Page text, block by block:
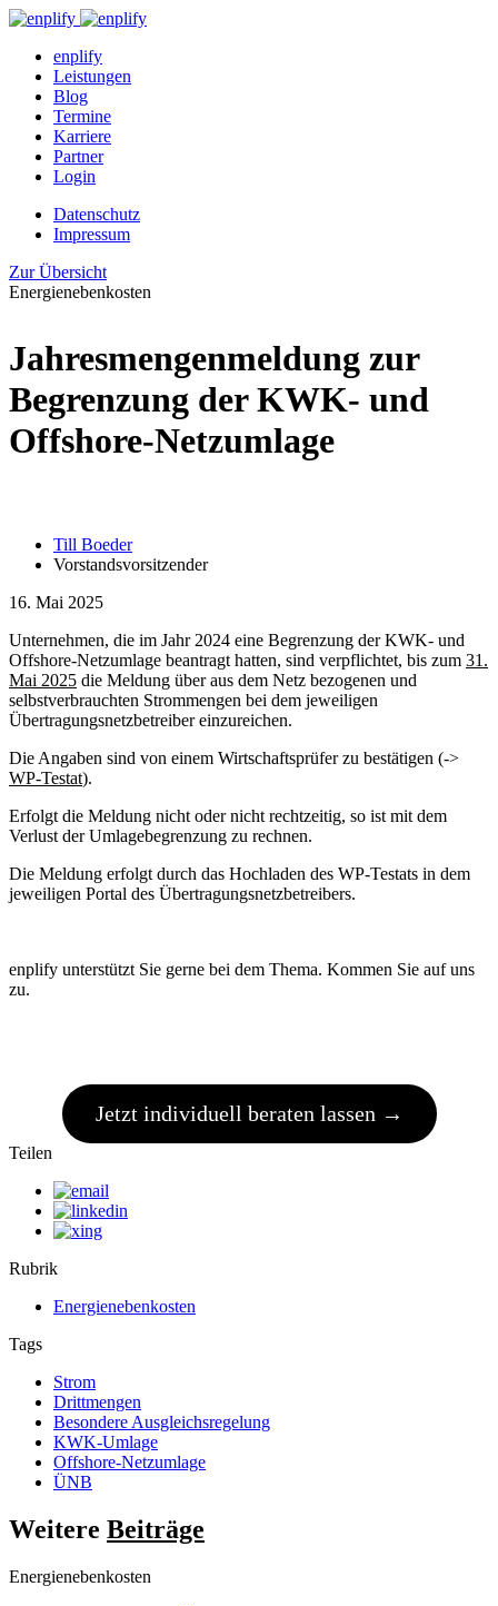
enplify
Leistungen
Blog
Termine
Karriere
Partner
Login
Datenschutz
Impressum
Zur Übersicht
Energienebenkosten
Jahresmengenmeldung zur
Begrenzung der KWK- und
Offshore-Netzumlage
Till Boeder
Vorstandsvorsitzender
16. Mai 2025
Unternehmen, die im Jahr 2024 eine Begrenzung der KWK- und
Offshore-Netzumlage beantragt hatten, sind verpflichtet, bis zum 31.
Mai 2025 die Meldung über aus dem Netz bezogenen und
selbstverbrauchten Strommengen bei dem jeweiligen
Übertragungsnetzbetreiber einzureichen.
Die Angaben sind von einem Wirtschaftsprüfer zu bestätigen (->
WP-Testat).
Erfolgt die Meldung nicht oder nicht rechtzeitig, so ist mit dem
Verlust der Umlagebegrenzung zu rechnen.
Die Meldung erfolgt durch das Hochladen des WP-Testats in dem
jeweiligen Portal des Übertragungsnetzbetreibers.
enplify unterstützt Sie gerne bei dem Thema. Kommen Sie auf uns
zu.
Jetzt individuell beraten lassen →
Teilen
Rubrik
Energienebenkosten
Tags
Strom
Drittmengen
Besondere Ausgleichsregelung
KWK-Umlage
Offshore-Netzumlage
ÜNB
Weitere Beiträge
Energienebenkosten